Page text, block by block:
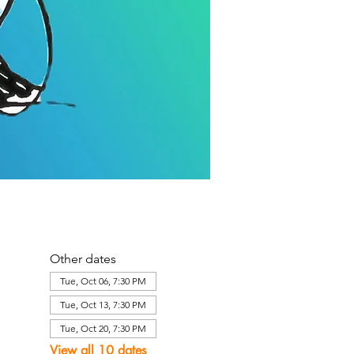
Other dates
Tue, Oct 06, 7:30 PM
Tue, Oct 13, 7:30 PM
Tue, Oct 20, 7:30 PM
View all 10 dates